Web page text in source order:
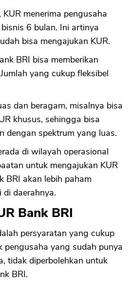
menerima pengusaha
6 bulan. Ini artinya
bisa mengajukan KUR.
BRI bisa memberikan
yang cukup fleksibel
dan beragam, misalnya bisa
khusus, sehingga bisa
dengan spektrum yang luas.
di wilayah operasional
untuk mengajukan KUR
BRI akan lebih paham
di daerahnya.
Bank BRI
persyaratan yang cukup
pengusaha yang sudah punya
tidak diperbolehkan untuk
BRI.